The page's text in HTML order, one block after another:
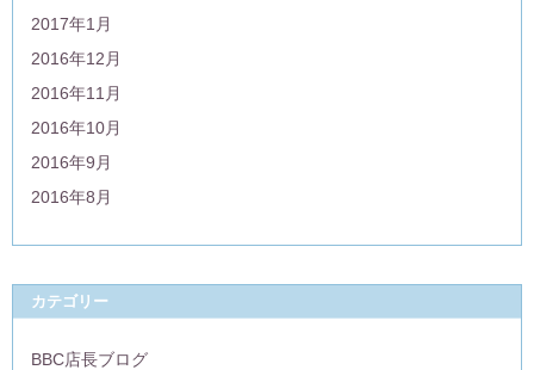
2017年1月
2016年12月
2016年11月
2016年10月
2016年9月
2016年8月
カテゴリー
BBC店長ブログ